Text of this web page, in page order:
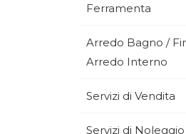
Ferramenta
Arredo Bagno /
Arredo Interno
Servizi di Vendita
Servizi di Noleggio